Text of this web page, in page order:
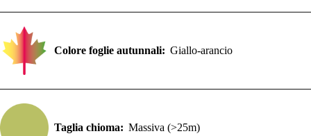
Colore foglie autunnali: Giallo-arancio
Taglia chioma: Massiva (>25m)